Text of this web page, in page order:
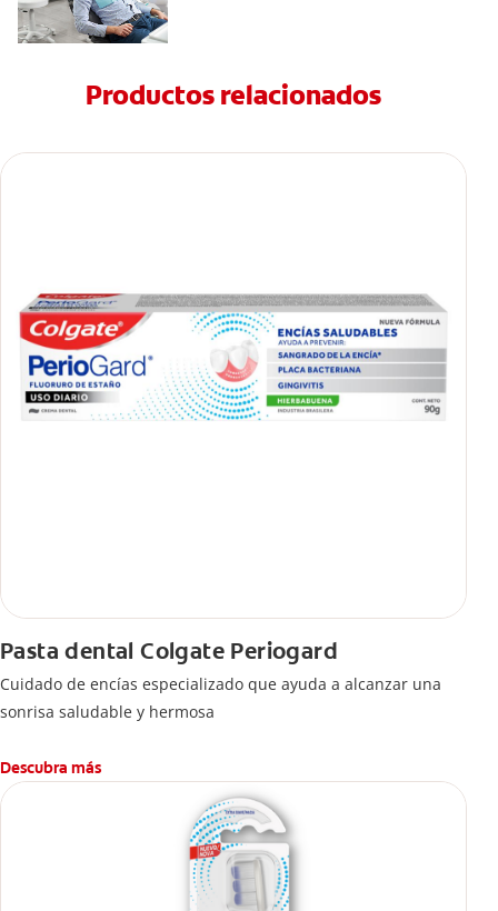
Productos relacionados
Pasta dental Colgate Periogard
Cuidado de encías especializado que ayuda a alcanzar una
sonrisa saludable y hermosa
Descubra más